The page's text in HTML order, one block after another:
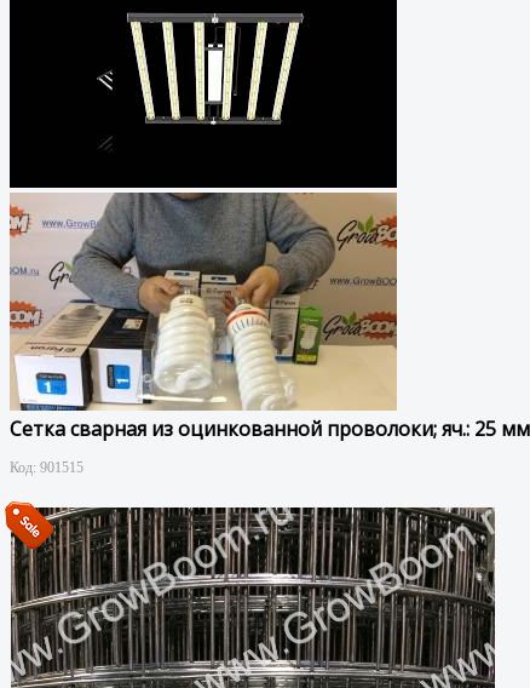
Сетка сварная из оцинкованной проволоки; яч.: 25
Код: 901515